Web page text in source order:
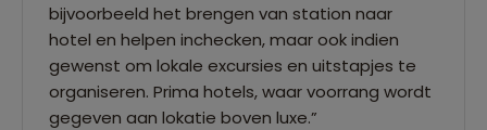
bijvoorbeeld het brengen van station naar
hotel en helpen inchecken, maar ook indien
gewenst om lokale excursies en uitstapjes te
organiseren. Prima hotels, waar voorrang wordt
gegeven aan lokatie boven luxe.”